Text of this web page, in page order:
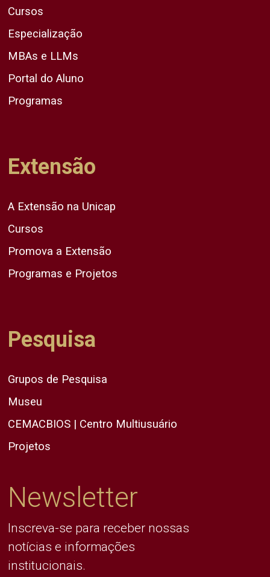
Cursos
Especialização
MBAs e LLMs
Portal do Aluno
Programas
Extensão
A Extensão na Unicap
Cursos
Promova a Extensão
Programas e Projetos
Pesquisa
Grupos de Pesquisa
Museu
CEMACBIOS | Centro Multiusuário
Projetos
Newsletter
Inscreva-se para receber nossas
notícias e informações
institucionais.